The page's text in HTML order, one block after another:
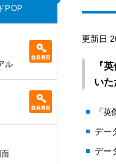
更新日
『
いた
『
デー
デー
POP
ル